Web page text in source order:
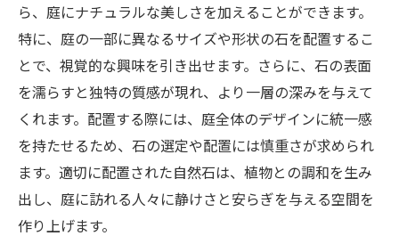
ら、庭にナチュラルな美しさを加えることができます。
特に、庭の一部に異なるサイズや形状の石を配置するこ
とで、視覚的な興味を引き出せます。さらに、石の表面
を濡らすと独特の質感が現れ、より一層の深みを与えて
くれます。配置する際には、庭全体のデザインに統一感
を持たせるため、石の選定や配置には慎重さが求められ
ます。適切に配置された自然石は、植物との調和を生み
出し、庭に訪れる人々に静けさと安らぎを与える空間を
作り上げます。